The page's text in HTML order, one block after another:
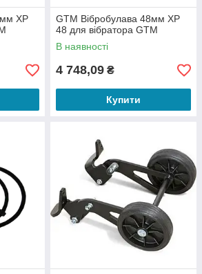
XP
GTM Вібробулава 48мм XP
48 для вібратора GTM
В наявності
4 748,09 ₴
Купити